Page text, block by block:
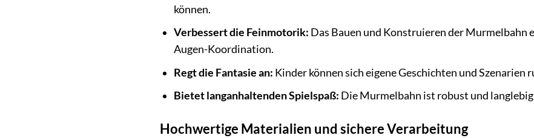
können.
Verbessert die Feinmotorik: Das Bauen und Konstruieren der Murmelbahn
Augen-Koordination.
Regt die Fantasie an: Kinder können sich eigene Geschichten und Szenarien
Bietet langanhaltenden Spielspaß: Die Murmelbahn ist robust und
Hochwertige Materialien und sichere Verarbeitung